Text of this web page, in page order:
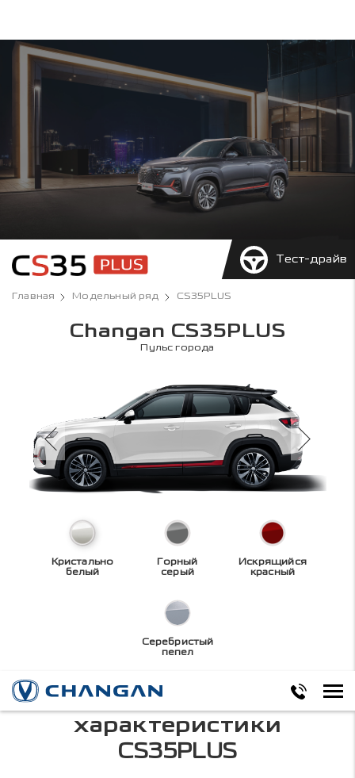
Тест-драйв
Главная Модельный ряд CS35PLUS
Changan CS35PLUS
Пульс города
Кристально
белый
Горный
серый
Искрящийся
красный
Серебристый
пепел
Технические
характеристики
CS35PLUS